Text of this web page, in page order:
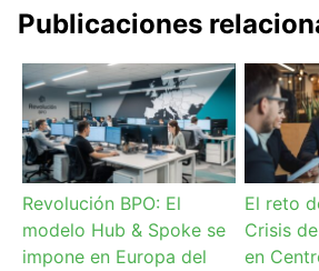
Publicaciones
Revolución BPO: El
modelo Hub & Spoke se
impone en Europa del
El reto
Crisis
en